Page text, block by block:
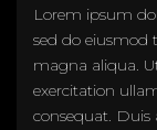
Lorem ipsum
sed do eiusmod
magna aliqua.
exercitation
consequat. Duis